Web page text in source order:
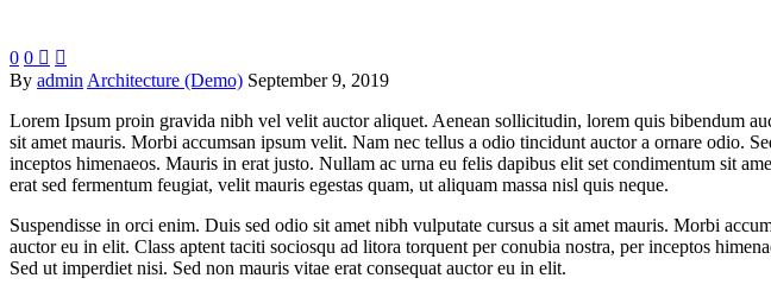
0 0  
By admin Architecture (Demo) September 9, 2019
Lorem Ipsum proin gravida nibh vel velit auctor aliquet. Aenean sollicitudin, lorem quis bibendum
sit amet mauris. Morbi accumsan ipsum velit. Nam nec tellus a odio tincidunt auctor a ornare odio.
inceptos himenaeos. Mauris in erat justo. Nullam ac urna eu felis dapibus elit set condimentum sit
erat sed fermentum feugiat, velit mauris egestas quam, ut aliquam massa nisl quis neque.
Suspendisse in orci enim. Duis sed odio sit amet nibh vulputate cursus a sit amet mauris. Morbi
auctor eu in elit. Class aptent taciti sociosqu ad litora torquent per conubia nostra, per inceptos
Sed ut imperdiet nisi. Sed non mauris vitae erat consequat auctor eu in elit.